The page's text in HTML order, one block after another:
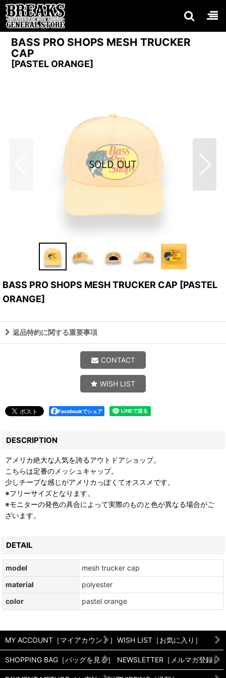
BASS PRO SHOPS MESH TRUCKER
CAP
[PASTEL ORANGE]
BASS PRO SHOPS MESH TRUCKER CAP [PASTEL
ORANGE]
返品特約に関する重要事項
CONTACT
WISH LIST
Facebookでシェア
DESCRIPTION
アメリカ絶大な人気を誇るアウトドアショップ。
こちらは定番のメッシュキャップ。
少しチープな感じがアメリカっぽくてオススメです。
※フリーサイズとなります。
※モニターの発色の具合によって実際のものと色が異なる場合がご
ざいます。
DETAIL
model
mesh trucker cap
material
polyester
color
pastel orange
MY ACCOUNT［マイアカウント］ WISH LIST［お気に入り］
SHOPPING BAG［バッグを見る］ NEWSLETTER［メルマガ登録］